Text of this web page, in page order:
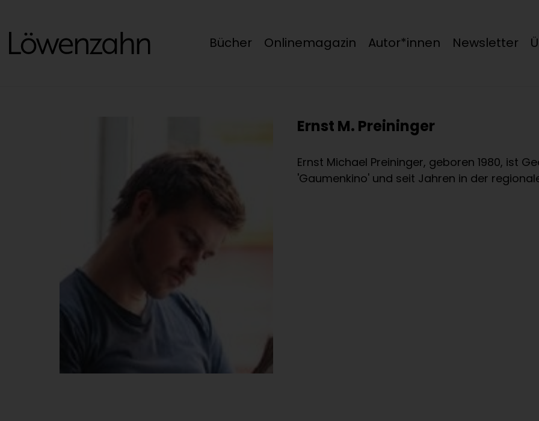
Bücher Onlinemagazin Autor*innen Newsletter
Ernst M. Preininger
Ernst Michael Preininger, geboren 1980, ist
'Gaumenkino' und seit Jahren in der